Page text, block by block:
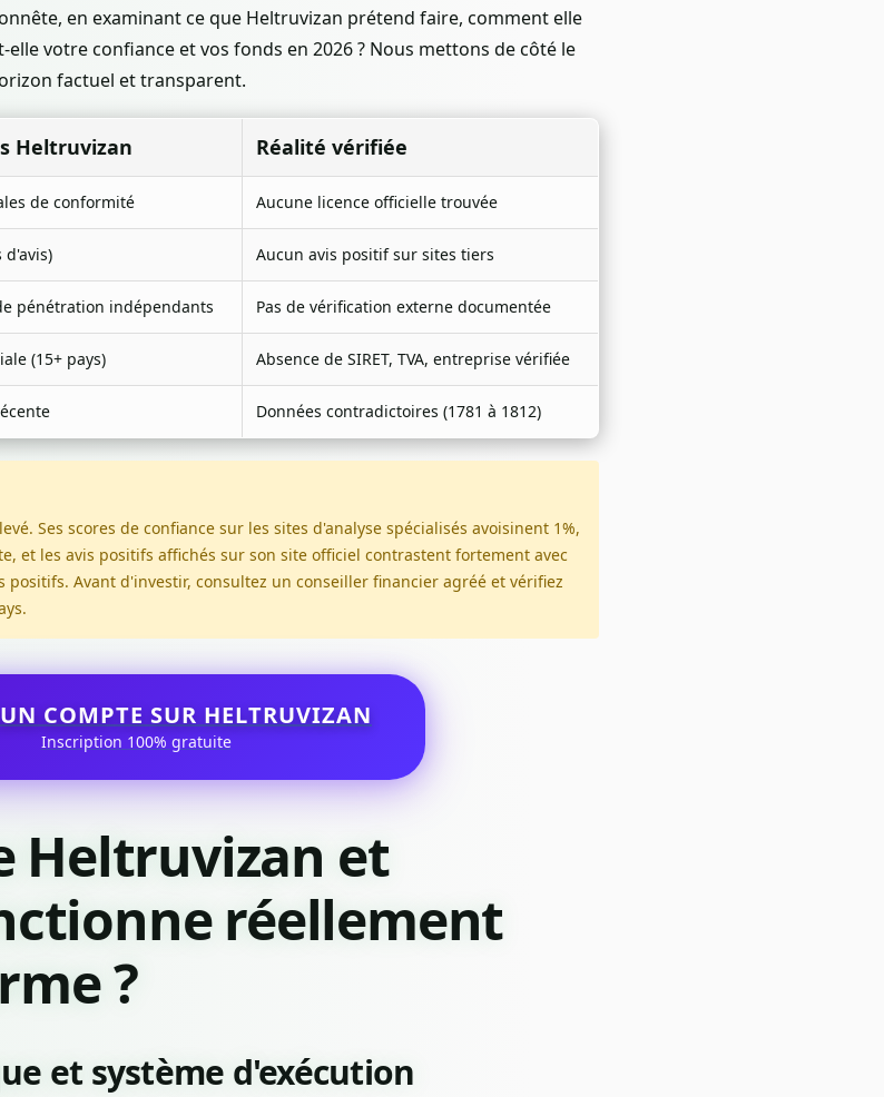
en examinant ce que Heltruvizan prétend faire, comment elle
votre confiance et vos fonds en 2026 ? Nous mettons de côté le
factuel et transparent.
Heltruvizan Réalité vérifiée
de conformité Aucune licence officielle trouvée
d'avis) Aucun avis positif sur sites tiers
pénétration indépendants Pas de vérification externe documentée
(15+ pays) Absence de SIRET, TVA, entreprise vérifiée
Données contradictoires (1781 à 1812)
Ses scores de confiance sur les sites d'analyse spécialisés avoisinent 1%,
et les avis positifs affichés sur son site officiel contrastent fortement avec
positifs. Avant d'investir, consultez un conseiller financier agréé et vérifiez
COMPTE SUR HELTRUVIZAN
Inscription 100% gratuite
Heltruvizan et
réellement
?
et système d'exécution